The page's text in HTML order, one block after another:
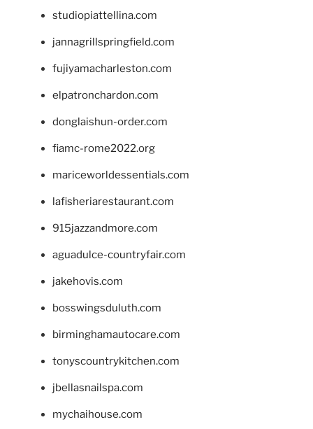
studiopiattellina.com
jannagrillspringfield.com
fujiyamacharleston.com
elpatronchardon.com
donglaishun-order.com
fiamc-rome2022.org
mariceworldessentials.com
lafisheriarestaurant.com
915jazzandmore.com
aguadulce-countryfair.com
jakehovis.com
bosswingsduluth.com
birminghamautocare.com
tonyscountrykitchen.com
jbellasnailspa.com
mychaihouse.com